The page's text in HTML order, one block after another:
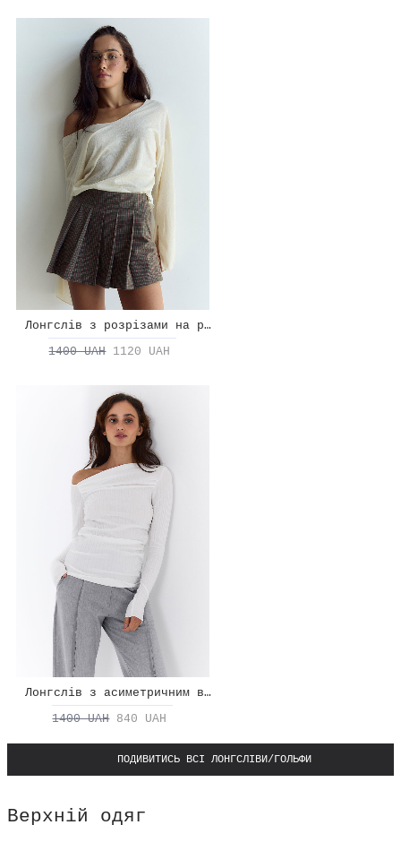
Лонгслів з розрізами на рукавах
1400 UAH 1120 UAH
Лонгслів з асиметричним вирізом
1400 UAH 840 UAH
ПОДИВИТИСЬ ВСІ ЛОНГСЛІВИ/ГОЛЬФИ
Верхній одяг